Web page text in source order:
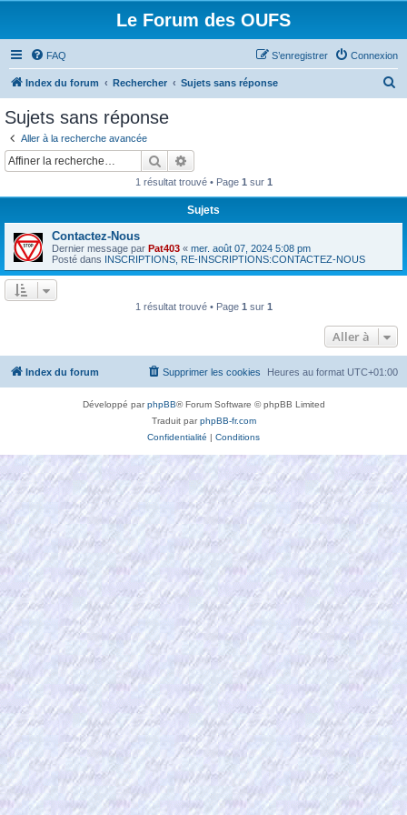
Le Forum des OUFS
FAQ Connexion
S’enregistrer
Index du forum Rechercher Sujets sans réponse
r
Sujets sans réponse
Aller à la recherche avancée
Rechercher
1 résultat trouvé • Page 1 sur 1
Sujets
Contactez-Nous
Dernier message par Pat403 « mer. août 07, 2024 5:08 pm
Posté dans INSCRIPTIONS, RE-INSCRIPTIONS:CONTACTEZ-NOUS
1 résultat trouvé • Page 1 sur 1
Aller à
Index du forum Heures au format UTC+01:00
Supprimer les cookies
Développé parphpBB® Forum Software © phpBB Limited
Traduit parphpBB-fr.com
Confidentialité | Conditions